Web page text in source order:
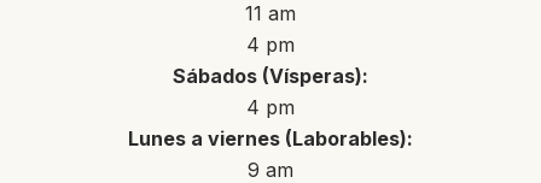
11 am
4 pm
Sábados (Vísperas):
4 pm
Lunes a viernes (Laborables):
9 am